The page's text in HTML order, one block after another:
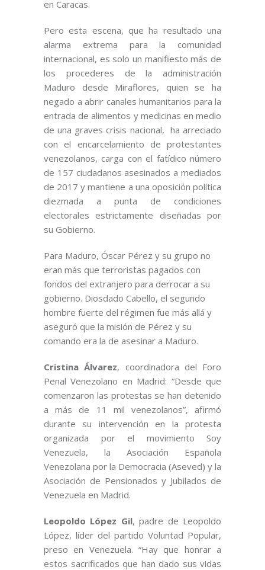
en Caracas.
Pero esta escena, que ha resultado una
alarma extrema para la comunidad
internacional, es solo un manifiesto más de
los procederes de la administración
Maduro desde Miraflores, quien se ha
negado a abrir canales humanitarios para la
entrada de alimentos y medicinas en medio
de una graves crisis nacional, ha arreciado
con el encarcelamiento de protestantes
venezolanos, carga con el fatídico número
de 157 ciudadanos asesinados a mediados
de 2017 y mantiene a una oposición política
diezmada a punta de condiciones
electorales estrictamente diseñadas por
su Gobierno.
Para Maduro, Óscar Pérez y su grupo no
eran más que terroristas pagados con
fondos del extranjero para derrocar a su
gobierno. Diosdado Cabello, el segundo
hombre fuerte del régimen fue más allá y
aseguró que la misión de Pérez y su
comando era la de asesinar a Maduro.
Cristina Álvarez, coordinadora del Foro
Penal Venezolano en Madrid: “Desde que
comenzaron las protestas se han detenido
a más de 11 mil venezolanos”, afirmó
durante su intervención en la protesta
organizada por el movimiento Soy
Venezuela, la Asociación Española
Venezolana por la Democracia (Aseved) y la
Asociación de Pensionados y Jubilados de
Venezuela en Madrid.
Leopoldo López Gil, padre de Leopoldo
López, líder del partido Voluntad Popular,
preso en Venezuela. “Hay que honrar a
estos sacrificados que han dado sus vidas